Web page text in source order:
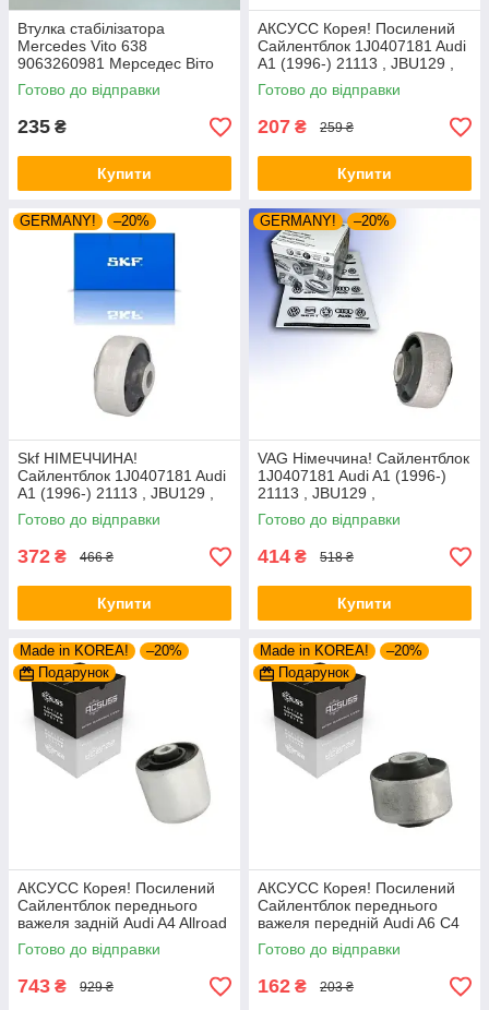
Втулка стабілізатора
Mercedes Vito 638
9063260981 Мерседес Віто
(1996-) Передня. Febi
Німеччина
Готово до відправки
235 ₴
Купити
АКСУСС Корея! Посилений
Сайлентблок 1J0407181 Audi
A1 (1996-) 21113 , JBU129 ,
VKDS331001
Готово до відправки
207 ₴ 259 ₴
Купити
GERMANY! –20%
Skf НІМЕЧЧИНА!
Сайлентблок 1J0407181 Audi
A1 (1996-) 21113 , JBU129 ,
VKDS331001
Готово до відправки
372 ₴ 466 ₴
Купити
GERMANY! –20%
VAG Німеччина! Сайлентблок
1J0407181 Audi A1 (1996-)
21113 , JBU129 ,
VKDS331001
Готово до відправки
414 ₴ 518 ₴
Купити
Made in KOREA!
–20%
Подарунок
АКСУСС Корея! Посилений
Сайлентблок переднього
важеля задній Audi A4 Allroad
B8 (2002-). Нижній.
4H0407183 , TD1247W ,
Готово до відправки
743 ₴ 929 ₴
Made in KOREA!
–20%
Подарунок
АКСУСС Корея! Посилений
Сайлентблок переднього
важеля передній Audi A6 C4
C5 (1994-). Верхній. 35379 ,
JBU138 , TD1062W
Готово до відправки
162 ₴ 203 ₴